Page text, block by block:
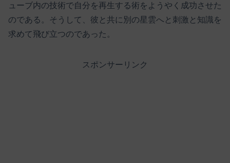
ューブ内の技術で自分を再生する術をようやく成功させた
のである。そうして、彼と共に別の星雲へと刺激と知識を
求めて飛び立つのであった。
スポンサーリンク